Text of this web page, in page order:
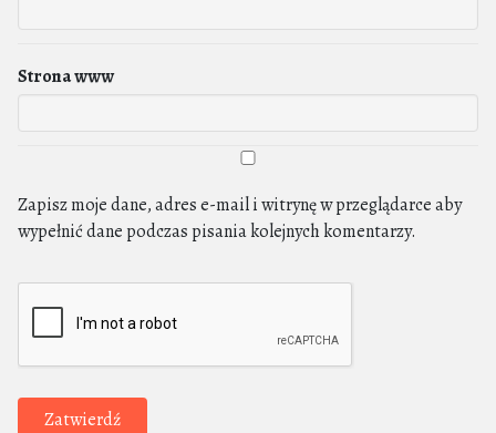
Strona www
Zapisz moje dane, adres e-mail i witrynę w przeglądarce aby
wypełnić dane podczas pisania kolejnych komentarzy.